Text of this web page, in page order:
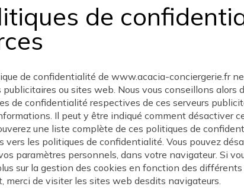
de
de confidentialité de www.acacia-conciergerie.fr ne
publicitaires ou sites web. Nous vous conseillons alors
de confidentialité respectives de ces serveurs
Il peut y être indiqué comment désactiver
une liste complète de ces politiques de
vers les politiques de confidentialité. Vous pouvez
paramètres personnels, dans votre navigateur. Si
sur la gestion des cookies en fonction des
merci de visiter les sites web desdits navigateurs.